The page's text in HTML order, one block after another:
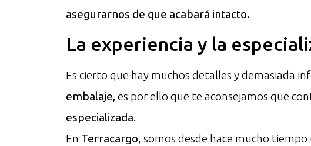
asegurarnos de que acabará intacto.
La experiencia y la
Es cierto que hay muchos detalles y demasiada
embalaje, es por ello que te aconsejamos que
especializada.
En Terracargo, somos desde hace mucho tiempo